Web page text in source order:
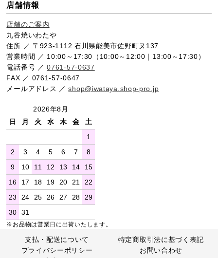
店舗情報
店舗のご案内
九谷焼いわたや
住所 ／ 〒923-1112 石川県能美市佐野町ヌ137
営業時間 ／ 10:00～17:30（10:00～12:00｜13:00～17:30）
電話番号 ／0761-57-0637
FAX ／ 0761-57-0647
メールアドレス ／shop@iwataya.shop-pro.jp
2026年8月
日
月 火 水 木 金
土
1
2
3 4 5 6 7
8
9
10 11 12 13 14
15
16
17 18 19 20 21
22
23
24 25 26 27 28
29
30
31
※お品物は営業日に出荷いたします。
支払・配送について
特定商取引法に基づく表記
プライバシーポリシー
お問い合わせ